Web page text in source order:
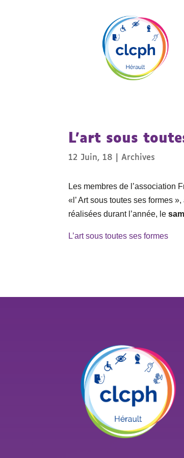
L’art sous
12 Juin, 18 |Archives
Les membres de l’association
«l’ Art sous toutes ses formes
réalisées durant l’année, le
L’art sous toutes ses formes